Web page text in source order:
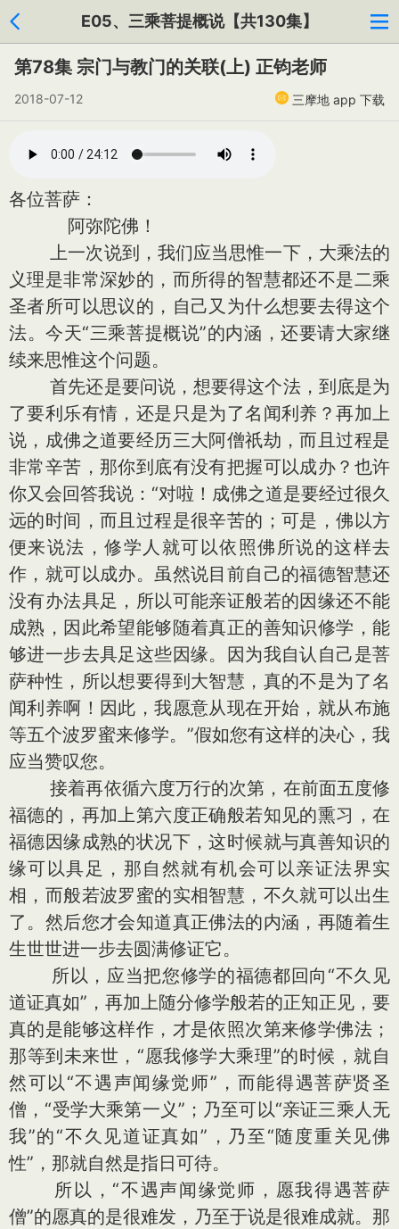
E05、三乘菩提概说【共130集】
第78集 宗门与教门的关联(上) 正钧老师
2018-07-12 三摩地 app 下载
各位菩萨：
阿弥陀佛！
上一次说到，我们应当思惟一下，大乘法的
义理是非常深妙的，而所得的智慧都还不是二乘
圣者所可以思议的，自己又为什么想要去得这个
法。今天“三乘菩提概说”的内涵，还要请大家继
续来思惟这个问题。
首先还是要问说，想要得这个法，到底是为
了要利乐有情，还是只是为了名闻利养？再加上
说，成佛之道要经历三大阿僧祇劫，而且过程是
非常辛苦，那你到底有没有把握可以成办？也许
你又会回答我说：“对啦！成佛之道是要经过很久
远的时间，而且过程是很辛苦的；可是，佛以方
便来说法，修学人就可以依照佛所说的这样去
作，就可以成办。虽然说目前自己的福德智慧还
没有办法具足，所以可能亲证般若的因缘还不能
成熟，因此希望能够随着真正的善知识修学，能
够进一步去具足这些因缘。因为我自认自己是菩
萨种性，所以想要得到大智慧，真的不是为了名
闻利养啊！因此，我愿意从现在开始，就从布施
等五个波罗蜜来修学。”假如您有这样的决心，我
应当赞叹您。
接着再依循六度万行的次第，在前面五度修
福德的，再加上第六度正确般若知见的熏习，在
福德因缘成熟的状况下，这时候就与真善知识的
缘可以具足，那自然就有机会可以亲证法界实
相，而般若波罗蜜的实相智慧，不久就可以出生
了。然后您才会知道真正佛法的内涵，再随着生
生世世进一步去圆满修证它。
所以，应当把您修学的福德都回向“不久见
道证真如”，再加上随分修学般若的正知正见，要
真的是能够这样作，才是依照次第来修学佛法；
那等到未来世，“愿我修学大乘理”的时候，就自
然可以“不遇声闻缘觉师”，而能得遇菩萨贤圣
僧，“受学大乘第一义”；乃至可以“亲证三乘人无
我”的“不久见道证真如”，乃至“随度重关见佛
性”，那就自然是指日可待。
所以，“不遇声闻缘觉师，愿我得遇菩萨
僧”的愿真的是很难发，乃至于说是很难成就。那